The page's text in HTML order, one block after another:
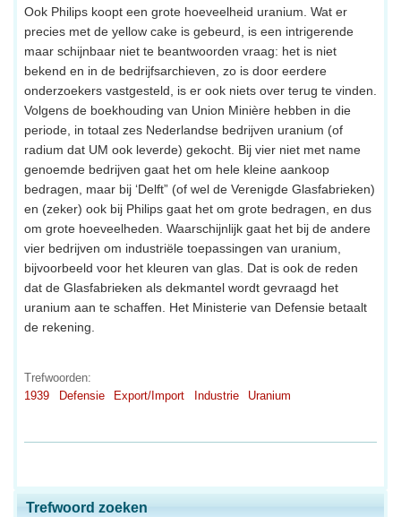
Ook Philips koopt een grote hoeveelheid uranium. Wat er
precies met de yellow cake is gebeurd, is een intrigerende
maar schijnbaar niet te beantwoorden vraag: het is niet
bekend en in de bedrijfsarchieven, zo is door eerdere
onderzoekers vastgesteld, is er ook niets over terug te vinden.
Volgens de boekhouding van Union Minière hebben in die
periode, in totaal zes Nederlandse bedrijven uranium (of
radium dat UM ook leverde) gekocht. Bij vier niet met name
genoemde bedrijven gaat het om hele kleine aankoop
bedragen, maar bij ‘Delft” (of wel de Verenigde Glasfabrieken)
en (zeker) ook bij Philips gaat het om grote bedragen, en dus
om grote hoeveelheden. Waarschijnlijk gaat het bij de andere
vier bedrijven om industriële toepassingen van uranium,
bijvoorbeeld voor het kleuren van glas. Dat is ook de reden
dat de Glasfabrieken als dekmantel wordt gevraagd het
uranium aan te schaffen. Het Ministerie van Defensie betaalt
de rekening.
Trefwoorden:
1939
Defensie Export/Import Industrie Uranium
Trefwoord zoeken